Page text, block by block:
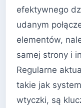
efektywnego
udanym
elementów,
samej strony i
Regularne
takie jak
wtyczki, są